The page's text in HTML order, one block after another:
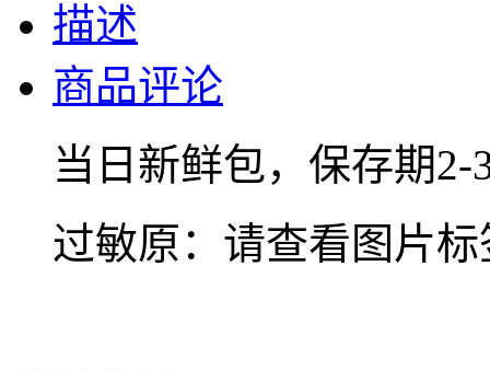
描述
商品评论
当日新鲜包，保存期2-
过敏原：请查看图片标